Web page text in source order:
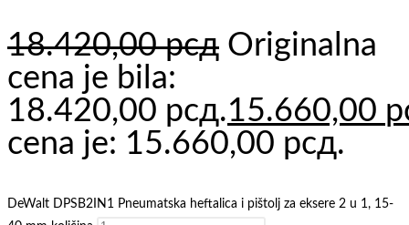
18.420,00рсд Originalna
cena je bila:
18.420,00 рсд.15.660,00
cena je: 15.660,00 рсд.
DeWalt DPSB2IN1 Pneumatska heftalica i pištolj za eksere 2 u 1, 15-